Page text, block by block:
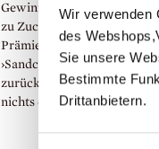
Wir verwenden
des
Sie unsere
Bestimmte
Drittanbietern.
Gewinner der
zu Zuchtzwecken
Prämien für die Deckung
›Sandcastle‹ bringen das
zurückzuzahlen. Eine
nichts dazwischenkommt…